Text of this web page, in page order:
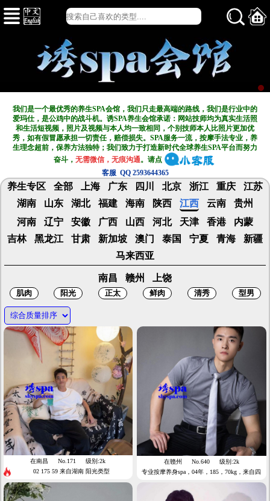
我们是一个最优秀的养生SPA会馆，我们只走最高端的路线，我们是行业中的
爱玛仕，是公鸡中的战斗机。诱SPA养生会馆承诺：网站技师均为真实生活照
和生活短视频，照片及视频与本人均一致相同，个别技师本人比照片更加优
秀，如有假冒愿承担一切责任，赔偿损失。SPA服务一流，按摩手法专业，养
生理念超前，保养方法独特；我们致力于打造新时代全球养生SPA平台而努力
奋斗，无需微信，无痕沟通。请点
客服 QQ 2593644365
养生专区 全部 上海 广东 四川 北京 浙江 重庆
江苏
湖南
山东 湖北 福建 海南 陕西 江西 云南
贵州
河南
辽宁 安徽 广西 山西 河北 天津 香港
内蒙
吉林
黑龙江 甘肃 新加坡 澳门 泰国 宁夏 青海
新疆
马来西亚
南昌 赣州 上饶
在南昌 No.171
级别:2k
02 175 59 来自湖南 阳光类型
在赣州 No.640
级别:2k
专业按摩养身spa，04年，185，70kg，来自四